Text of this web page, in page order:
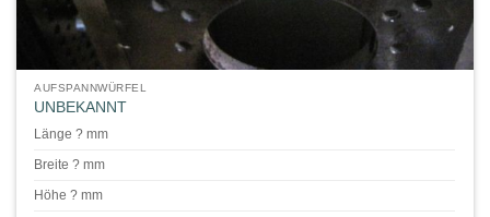
AUFSPANNWÜRFEL
UNBEKANNT
Länge ? mm
Breite ? mm
Höhe ? mm